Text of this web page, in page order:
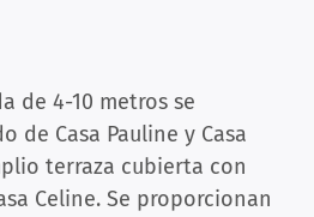
de 4-10 metros se
de Casa Pauline y Casa
terraza cubierta con
Celine. Se proporcionan